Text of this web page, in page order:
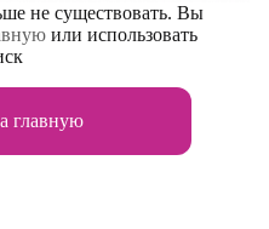
не существовать. Вы
или использовать
главную